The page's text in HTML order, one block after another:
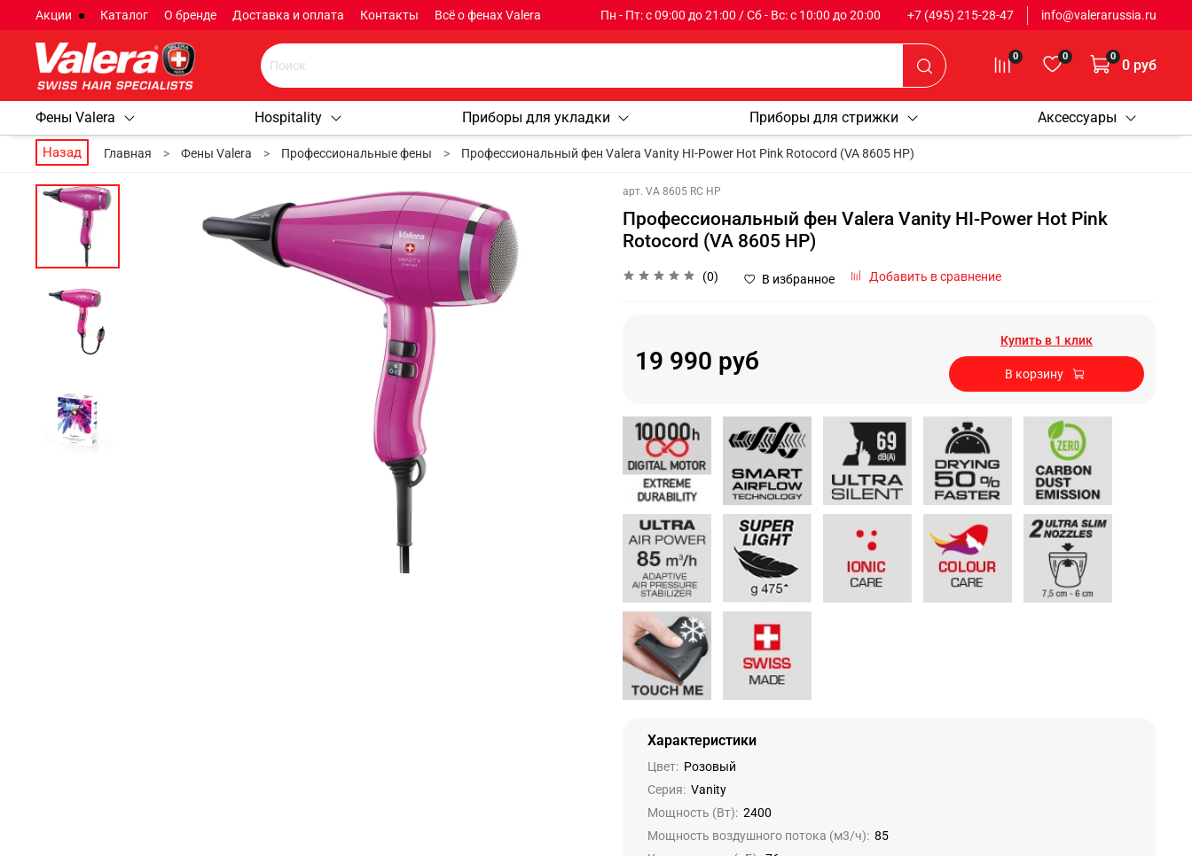
Акции Каталог О бренде Доставка и оплата Контакты Всё о фенах Valera Пн - Пт: с 09:00 до 21:00 / Сб - Вс: с 10:00 до 20:00 +7 (495) 215-28-47 info@valerarussia.ru
0 0 0 0 руб
Фены Valera Hospitality Приборы для укладки Приборы для стрижки Аксессуары
Назад Главная Фены Valera Профессиональные фены Профессиональный фен Valera Vanity HI-Power Hot Pink Rotocord (VA 8605 HP)
арт. VA 8605 RC HP
Профессиональный фен Valera Vanity HI-Power Hot Pink
Rotocord (VA 8605 HP)
(0) В избранное Добавить в сравнение
19 990 руб
Купить в 1 клик
В корзину
Характеристики
Цвет: Розовый
Серия: Vanity
Мощность (Вт): 2400
Мощность воздушного потока (м3/ч): 85